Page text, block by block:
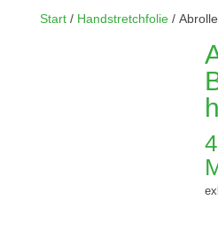
Start/ Handstretchfolie/